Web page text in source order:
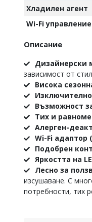
Хладилен агент
Wi-Fi управление
Описание
Дизайнерски
зависимост от
Висока
Възможност
Тих и
Алерген-
Wi-Fi адаптор
Подобрен
Яркостта на
Лесно за
изсушаване. С
потребности, тих